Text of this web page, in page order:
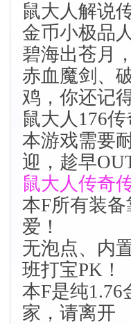
鼠大人解说
金币小极品
碧海出苍月
赤血魔剑、
鸡，你还记
鼠大人176
本游戏需要
迎，趁早
鼠大人传奇
本F所有装
爱！
无泡点、内
班打宝PK！
本F是纯
家，请离开